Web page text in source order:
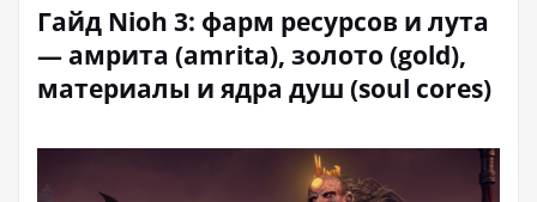
Гайд Nioh 3: фарм ресурсов и лута
— амрита (amrita), золото (gold),
материалы и ядра душ (soul cores)